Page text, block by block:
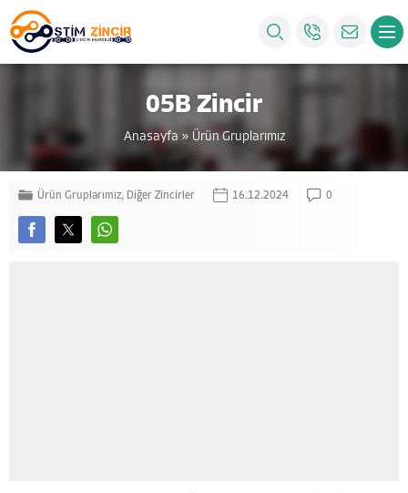
05B Zincir
Anasayfa » Ürün Gruplarımız
Ürün Gruplarımız, Diğer Zincirler 16.12.2024 0